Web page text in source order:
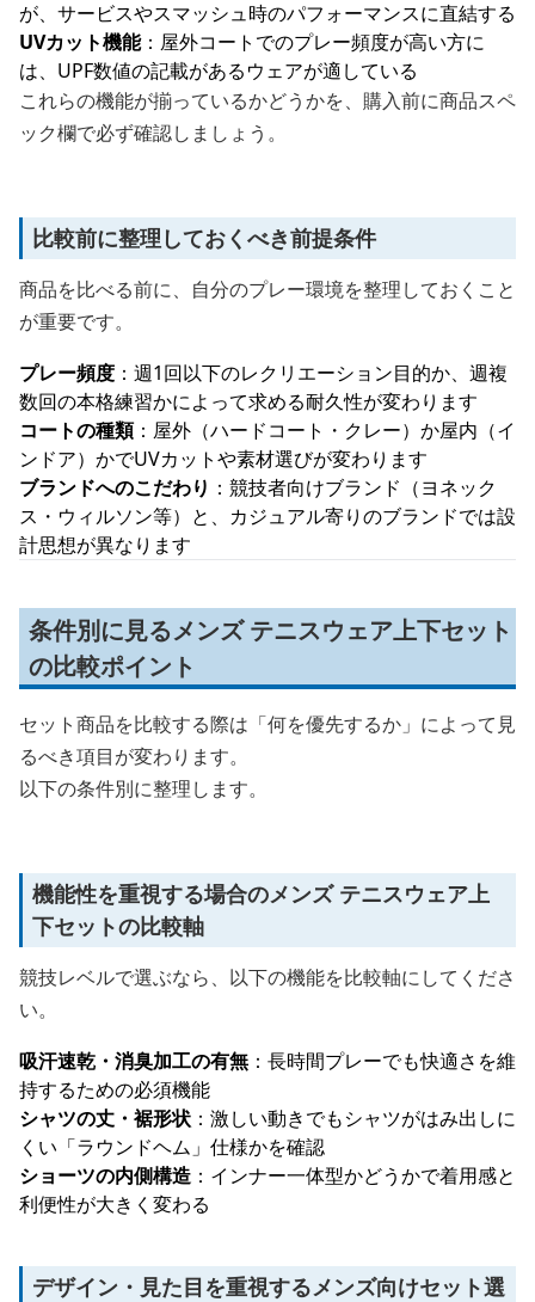
が、サービスやスマッシュ時のパフォーマンスに直結する
UVカット機能：屋外コートでのプレー頻度が高い方に
は、UPF数値の記載があるウェアが適している
これらの機能が揃っているかどうかを、購入前に商品スペ
ック欄で必ず確認しましょう。
比較前に整理しておくべき前提条件
商品を比べる前に、自分のプレー環境を整理しておくこと
が重要です。
プレー頻度 ：週1回以下のレクリエーション目的か、週複
数回の本格練習かによって求める耐久性が変わります
コートの種類：屋外（ハードコート・クレー）か屋内（イ
ンドア）かでUVカットや素材選びが変わります
ブランドへのこだわり ：競技者向けブランド（ヨネック
ス・ウィルソン等）と、カジュアル寄りのブランドでは設
計思想が異なります
条件別に見るメンズ テニスウェア上下セット
の比較ポイント
セット商品を比較する際は「何を優先するか」によって見
るべき項目が変わります。
以下の条件別に整理します。
機能性を重視する場合のメンズ テニスウェア上
下セットの比較軸
競技レベルで選ぶなら、以下の機能を比較軸にしてくださ
い。
吸汗速乾・消臭加工の有無 ：長時間プレーでも快適さを維
持するための必須機能
シャツの丈・裾形状 ：激しい動きでもシャツがはみ出しに
くい「ラウンドヘム」仕様かを確認
ショーツの内側構造 ：インナー一体型かどうかで着用感と
利便性が大きく変わる
デザイン・見た目を重視するメンズ向けセット選